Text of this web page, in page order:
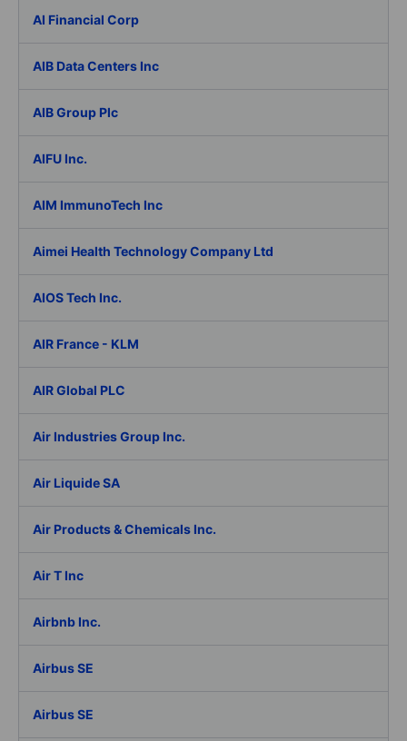
AI Financial Corp
AIB Data Centers Inc
AIB Group Plc
AIFU Inc.
AIM ImmunoTech Inc
Aimei Health Technology Company Ltd
AIOS Tech Inc.
AIR France - KLM
AIR Global PLC
Air Industries Group Inc.
Air Liquide SA
Air Products & Chemicals Inc.
Air T Inc
Airbnb Inc.
Airbus SE
Airbus SE